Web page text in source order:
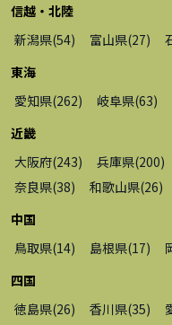
信越・北陸
新潟県(54) 富山県(27)
東海
愛知県(262) 岐阜県(63)
近畿
大阪府(243) 兵庫県(200)
奈良県(38) 和歌山県(26)
中国
鳥取県(14) 島根県(17)
四国
徳島県(26) 香川県(35)